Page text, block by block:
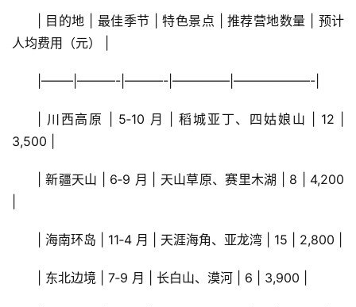
| 目的地 | 最佳季节 | 特色景点 | 推荐营地数量 | 预计
人均费用（元） |
|——–|———-|———-|————–|——————-|
| 川西高原 | 5‑10 月 | 稻城亚丁、四姑娘山 | 12 |
3,500 |
| 新疆天山 | 6‑9 月 | 天山草原、赛里木湖 | 8 | 4,200
| 海南环岛 | 11‑4 月 | 天涯海角、亚龙湾 | 15 | 2,800 |
| 东北边境 | 7‑9 月 | 长白山、漠河 | 6 | 3,900 |